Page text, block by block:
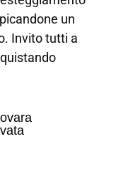
un
Invito tutti a